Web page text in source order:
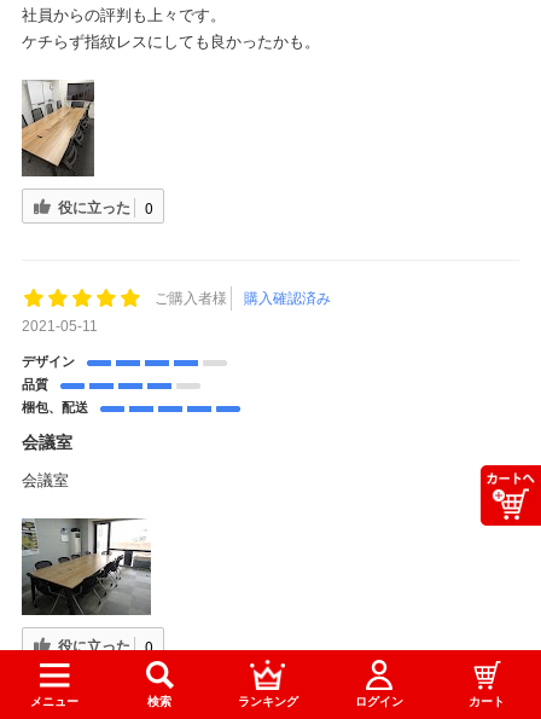
社員からの評判も上々です。
ケチらず指紋レスにしても良かったかも。
役に立った 0
ご購入者様
購入確認済み
2021-05-11
デザイン
品質
梱包、配送
会議室
会議室
役に立った 0
メニュー 検索 ランキング ログイン カート